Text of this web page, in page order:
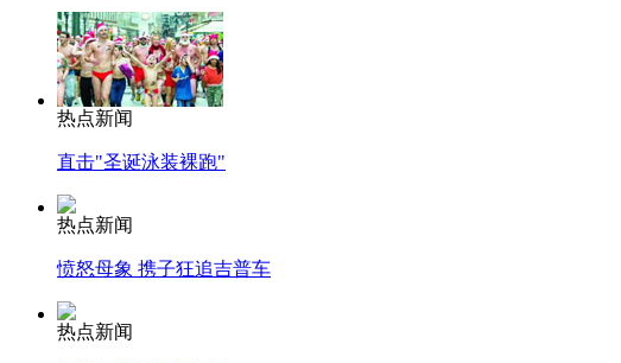
热点新闻
直击"圣诞泳装裸跑"
热点新闻
愤怒母象 携子狂追吉普车
热点新闻